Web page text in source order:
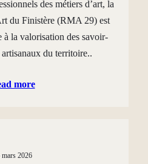
des métiers d’art, la
du Finistère (RMA 29) est
à la valorisation des savoir-
du territoire..
more
mars 2026